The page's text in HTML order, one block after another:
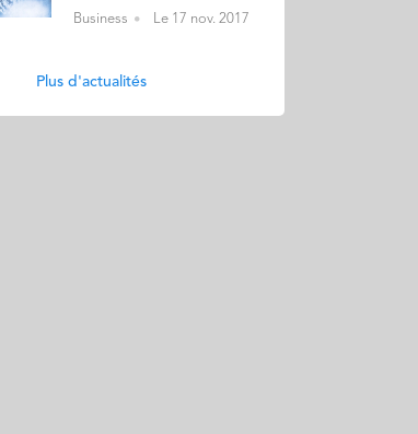
Business Le 17 nov. 2017
Plus d'actualités